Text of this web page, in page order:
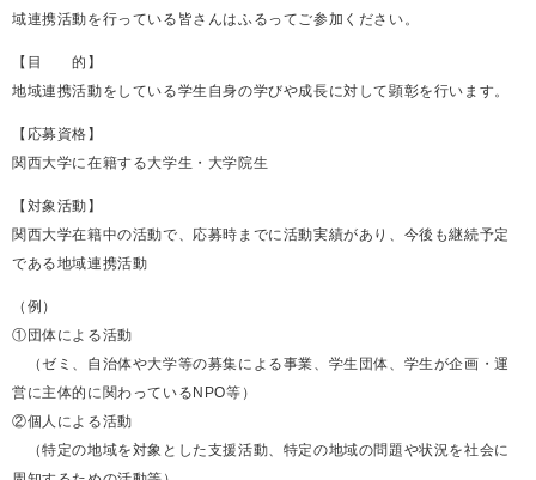
域連携活動を行っている皆さんはふるってご参加ください。
【目 的】
地域連携活動をしている学生自身の学びや成長に対して顕彰を行います。
【応募資格】
関西大学に在籍する大学生・大学院生
【対象活動】
関西大学在籍中の活動で、応募時までに活動実績があり、今後も継続予定
である地域連携活動
（例）
①団体による活動
（ゼミ、自治体や大学等の募集による事業、学生団体、学生が企画・運
営に主体的に関わっているNPO等）
②個人による活動
（特定の地域を対象とした支援活動、特定の地域の問題や状況を社会に